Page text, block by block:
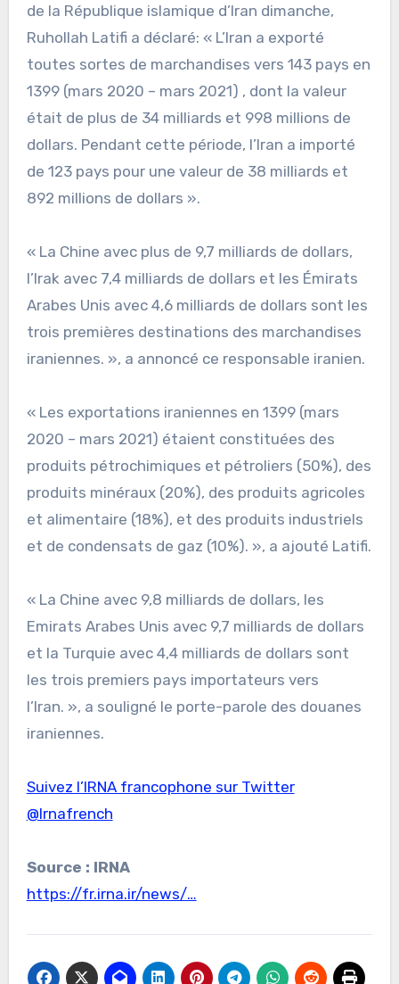
de la République islamique d’Iran dimanche,
Ruhollah Latifi a déclaré: « L’Iran a exporté
toutes sortes de marchandises vers 143 pays en
1399 (mars 2020 – mars 2021) , dont la valeur
était de plus de 34 milliards et 998 millions de
dollars. Pendant cette période, l’Iran a importé
de 123 pays pour une valeur de 38 milliards et
892 millions de dollars ».
« La Chine avec plus de 9,7 milliards de dollars,
l’Irak avec 7,4 milliards de dollars et les Émirats
Arabes Unis avec 4,6 milliards de dollars sont les
trois premières destinations des marchandises
iraniennes. », a annoncé ce responsable iranien.
« Les exportations iraniennes en 1399 (mars
2020 – mars 2021) étaient constituées des
produits pétrochimiques et pétroliers (50%), des
produits minéraux (20%), des produits agricoles
et alimentaire (18%), et des produits industriels
et de condensats de gaz (10%). », a ajouté Latifi.
« La Chine avec 9,8 milliards de dollars, les
Emirats Arabes Unis avec 9,7 milliards de dollars
et la Turquie avec 4,4 milliards de dollars sont
les trois premiers pays importateurs vers
l’Iran. », a souligné le porte-parole des douanes
iraniennes.
Suivez l’IRNA francophone sur Twitter
@Irnafrench
Source : IRNA
https://fr.irna.ir/news/…